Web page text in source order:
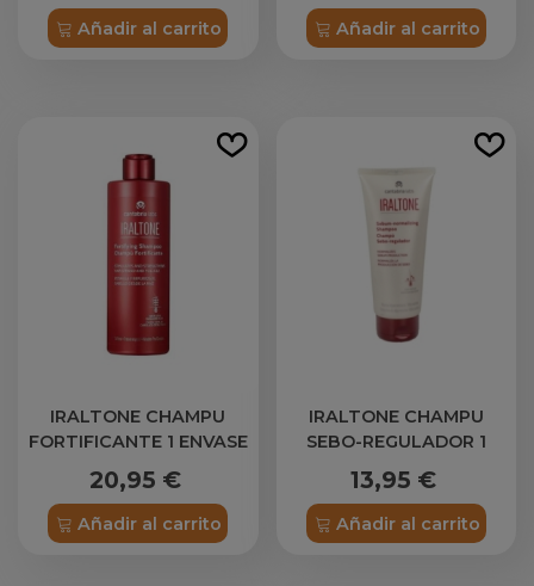
Añadir al carrito Añadir al carrito
IRALTONE CHAMPU
FORTIFICANTE 1 ENVASE
400 ML
20,95 €
Añadir al carrito
IRALTONE CHAMPU
SEBO-REGULADOR 1
ENVASE 200 ML
13,95 €
Añadir al carrito